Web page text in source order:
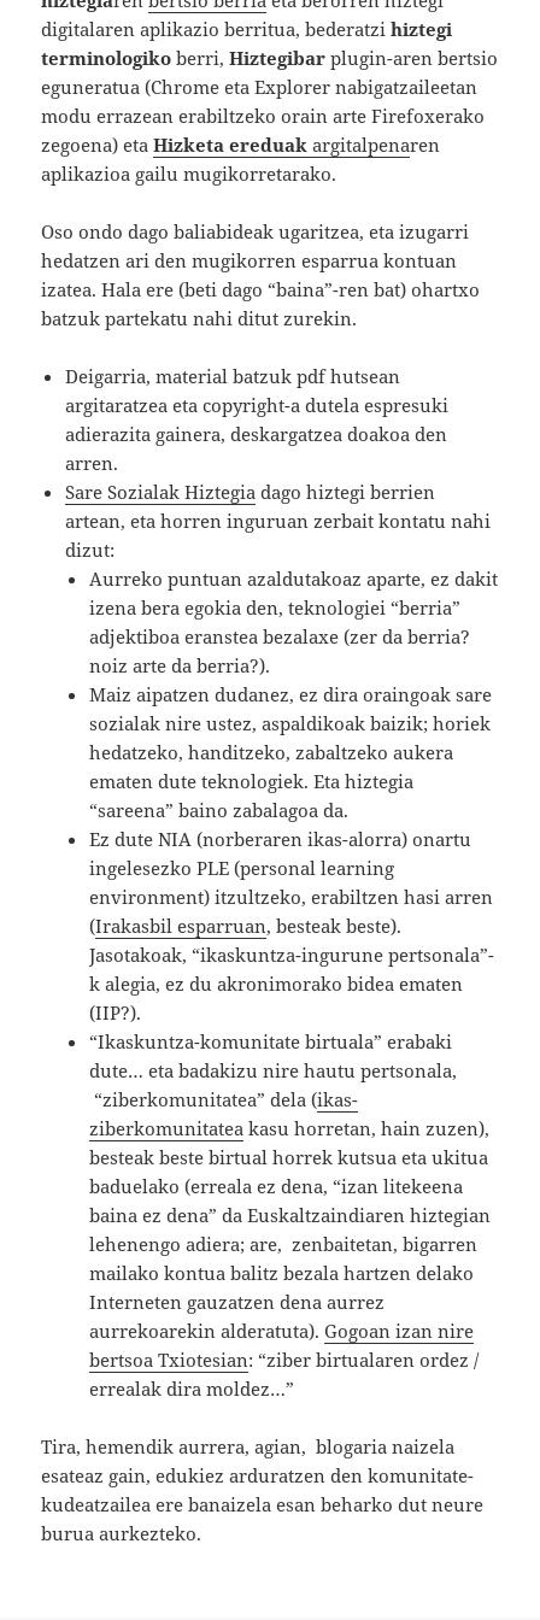
digitalaren aplikazio berritua, bederatzihiztegi
terminologiko berri,Hiztegibar plugin-aren bertsio
eguneratua (Chrome eta Explorer nabigatzaileetan
modu errazean erabiltzeko orain arte Firefoxerako
zegoena) etaHizketa ereduak argitalpenaren
aplikazioa gailu mugikorretarako.
Oso ondo dago baliabideak ugaritzea, eta izugarri
hedatzen ari den mugikorren esparrua kontuan
izatea. Hala ere (beti dago “baina”-ren bat) ohartxo
batzuk partekatu nahi ditut zurekin.
Deigarria, material batzuk pdf hutsean
argitaratzea eta copyright-a dutela espresuki
adierazita gainera, deskargatzea doakoa den
arren.
Sare Sozialak Hiztegia dago hiztegi berrien
artean, eta horren inguruan zerbait kontatu nahi
dizut:
Aurreko puntuan azaldutakoaz aparte, ez dakit
izena bera egokia den, teknologiei “berria”
adjektiboa eranstea bezalaxe (zer da berria?
noiz arte da berria?).
Maiz aipatzen dudanez, ez dira oraingoak sare
sozialak nire ustez, aspaldikoak baizik; horiek
hedatzeko, handitzeko, zabaltzeko aukera
ematen dute teknologiek. Eta hiztegia
“sareena” baino zabalagoa da.
Ez dute NIA (norberaren ikas-alorra) onartu
ingelesezko PLE (personal learning
environment) itzultzeko, erabiltzen hasi arren
(Irakasbil esparruan, besteak beste).
Jasotakoak, “ikaskuntza-ingurune pertsonala”-
k alegia, ez du akronimorako bidea ematen
(IIP?).
“Ikaskuntza-komunitate birtuala” erabaki
dute… eta badakizu nire hautu pertsonala,
“ziberkomunitatea” dela (ikas-
ziberkomunitatea kasu horretan, hain zuzen),
besteak beste birtual horrek kutsua eta ukitua
baduelako (erreala ez dena, “izan litekeena
baina ez dena” da Euskaltzaindiaren hiztegian
lehenengo adiera; are, zenbaitetan, bigarren
mailako kontua balitz bezala hartzen delako
Interneten gauzatzen dena aurrez
aurrekoarekin alderatuta).Gogoan izan nire
bertsoa Txiotesian: “ziber birtualaren ordez /
errealak dira moldez…”
Tira, hemendik aurrera, agian, blogaria naizela
esateaz gain, edukiez arduratzen den komunitate-
kudeatzailea ere banaizela esan beharko dut neure
burua aurkezteko.